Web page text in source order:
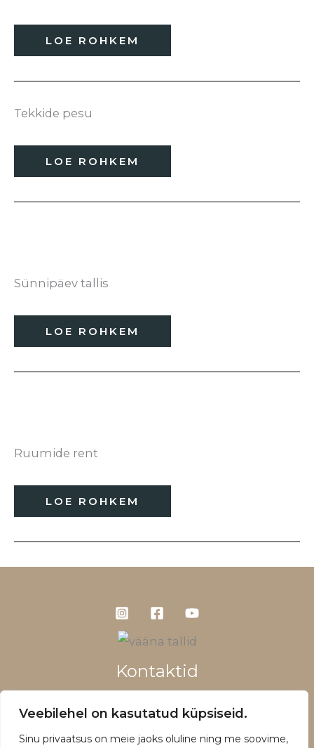
Veebilehel on kasutatud küpsiseid.
Sinu privaatsus on meie jaoks oluline ning me soovime,
LOE ROHKEM
Tekkide pesu
LOE ROHKEM
Sünnipäev tallis
LOE ROHKEM
Ruumide rent
LOE ROHKEM
Kontaktid
+372 5660 1028